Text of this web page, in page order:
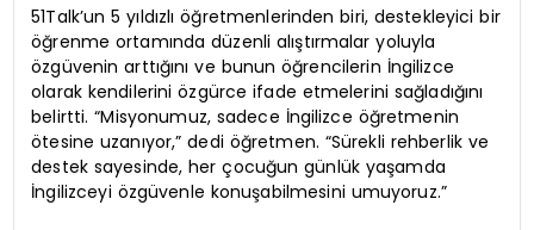
51Talk’un 5 yıldızlı öğretmenlerinden biri, destekleyici bir
öğrenme ortamında düzenli alıştırmalar yoluyla
özgüvenin arttığını ve bunun öğrencilerin İngilizce
olarak kendilerini özgürce ifade etmelerini sağladığını
belirtti. “Misyonumuz, sadece İngilizce öğretmenin
ötesine uzanıyor,” dedi öğretmen. “Sürekli rehberlik ve
destek sayesinde, her çocuğun günlük yaşamda
İngilizceyi özgüvenle konuşabilmesini umuyoruz.”